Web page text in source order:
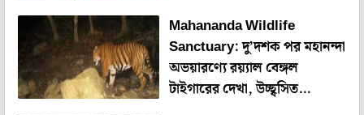
Mahananda Wildlife
Sanctuary: দু’দশক পর মহানন্দা
অভয়ারণ্যে রয়্যাল বেঙ্গল
টাইগারের দেখা, উচ্ছ্বসিত